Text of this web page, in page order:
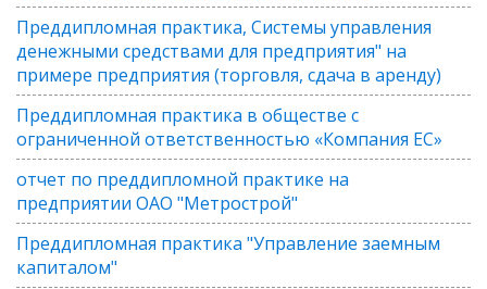
Преддипломная практика, Системы управления
денежными средствами для предприятия" на
примере предприятия (торговля, сдача в аренду)
Преддипломная практика в обществе с
ограниченной ответственностью «Компания ЕС»
отчет по преддипломной практике на
предприятии ОАО "Метрострой"
Преддипломная практика "Управление заемным
капиталом"